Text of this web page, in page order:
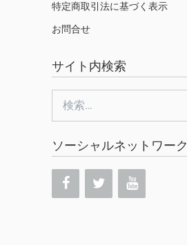
特定商取引法に基づく表示
お問合せ
サイト内検索
索:
ソーシャルネットワーク